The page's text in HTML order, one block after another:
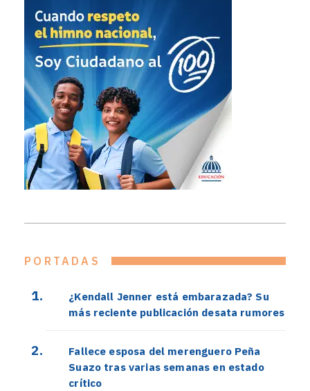
PORTADAS
¿Kendall Jenner está embarazada? Su
más reciente publicación desata rumores
Fallece esposa del merenguero Peña
Suazo tras varias semanas en estado
crítico